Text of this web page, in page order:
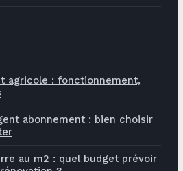
agricole : fonctionnement,
abonnement : bien choisir
au m2 : quel budget prévoir